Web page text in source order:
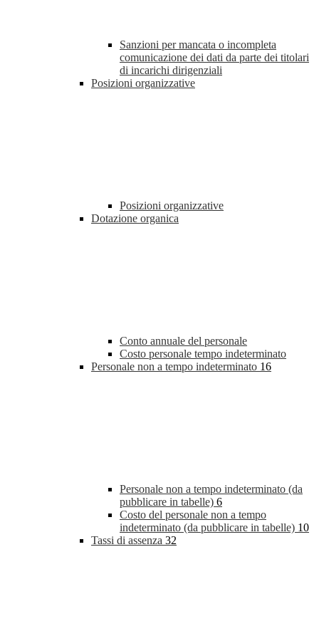
Sanzioni per mancata o incompleta
comunicazione dei dati da parte dei titolari
di incarichi dirigenziali
Posizioni organizzative
Posizioni organizzative
Dotazione organica
Conto annuale del personale
Costo personale tempo indeterminato
Personale non a tempo indeterminato 16
Personale non a tempo indeterminato (da
pubblicare in tabelle) 6
Costo del personale non a tempo
indeterminato (da pubblicare in tabelle) 10
Tassi di assenza 32